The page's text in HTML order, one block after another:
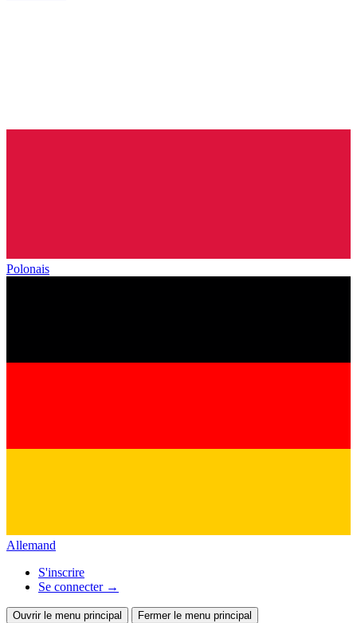
Polonais
Allemand
S'inscrire
Se connecter →
Ouvrir le menu principal Fermer le menu principal